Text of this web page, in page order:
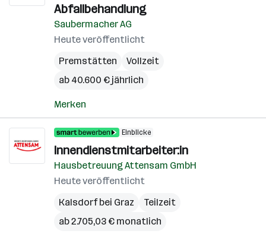
Abfallbehandlung
Saubermacher AG
Heute veröffentlicht
Premstätten
Vollzeit
ab 40.600 € jährlich
Merken
Einblicke
Innendienstmitarbeiter:in
Hausbetreuung Attensam GmbH
Heute veröffentlicht
Kalsdorf bei Graz
Teilzeit
ab 2.705,03 € monatlich